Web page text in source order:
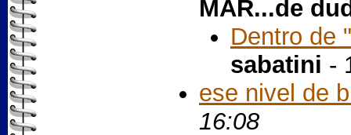
MAR...de
Dentro de
sabatini -
ese nivel de
16:08